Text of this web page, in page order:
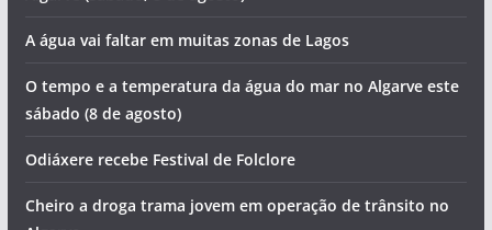
A água vai faltar em muitas zonas de Lagos
O tempo e a temperatura da água do mar no Algarve este
sábado (8 de agosto)
Odiáxere recebe Festival de Folclore
Cheiro a droga trama jovem em operação de trânsito no